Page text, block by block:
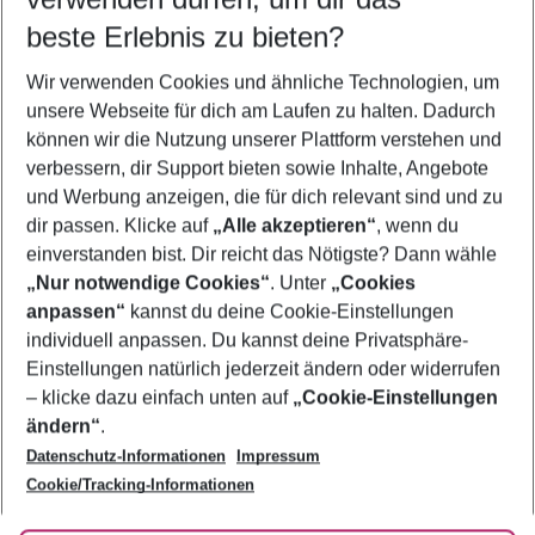
5-8 Nächte
2 Erwachsene Keine Kinder
Mehr Filter anzeigen
Footer
Footer navigation
Über uns
AGB
Bestpreisgarantie
Cookie-Einstellungen ändern
Cookie-Richtlinie
Agenturbetreuung
Barrierefreies Reisen
Folge uns
beste Erlebnis zu bieten?
Wir verwenden Cookies und ähnliche Technologien, um
unsere Webseite für dich am Laufen zu halten. Dadurch
können wir die Nutzung unserer Plattform verstehen und
verbessern, dir Support bieten sowie Inhalte, Angebote
und Werbung anzeigen, die für dich relevant sind und zu
dir passen. Klicke auf „Alle akzeptieren“, wenn du
einverstanden bist. Dir reicht das Nötigste? Dann wähle
„Nur notwendige Cookies“. Unter „Cookies
anpassen“ kannst du deine Cookie-Einstellungen
individuell anpassen. Du kannst deine Privatsphäre-
Einstellungen natürlich jederzeit ändern oder widerrufen
– klicke dazu einfach unten auf „Cookie-Einstellungen
ändern“.
Datenschutz-Informationen
Impressum
Cookie/Tracking-Informationen